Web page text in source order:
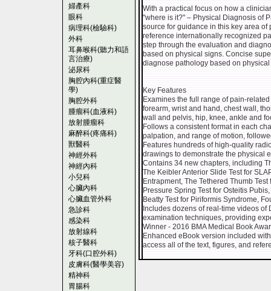
婦產科
眼科
病理科(檢驗科)
外科
耳鼻喉科(聽力和語
言治療)
泌尿科
胸腔內科(重症醫
學)
胸腔外科
腫瘤科(血液科)
放射腫瘤科
麻醉科(疼痛科)
獸醫科
神經外科
神經內科
小兒科
心臟內科
心臟血管外科
急診科
感染科
放射線科
核子醫科
牙科(口腔外科)
皮膚科(醫學美容)
精神科
胃腸科
With a practical focus on how a
"where is it?" – Physical Diagnosis of
source for guidance in this key area
reference internationally recognized
step through the evaluation and
based on physical signs. Concise
diagnose pathology based on
Key Features
Examines the full range of pain-
forearm, wrist and hand, chest wall,
wall and pelvis, hip, knee, ankle and
Follows a consistent format in each
palpation, and range of motion,
Features hundreds of high-quality
drawings to demonstrate the physical
Contains 34 new chapters, including
The Keibler Anterior Slide Test for
Entrapment, The Tethered Thumb
Pressure Spring Test for Osteitis
Beatty Test for Piriformis Syndrome,
Includes dozens of real-time videos
examination techniques, providing
Winner - 2016 BMA Medical Book
Enhanced eBook version included
access all of the text, figures, and